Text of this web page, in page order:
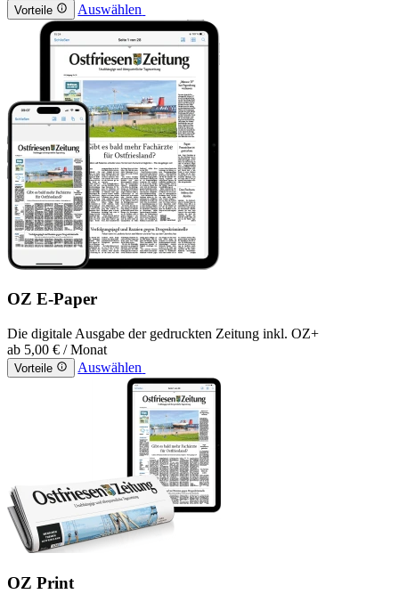
Vorteile Auswählen
OZ E-Paper
Die digitale Ausgabe der gedruckten Zeitung inkl. OZ+
ab 5,00 € / Monat
Vorteile Auswählen
OZ Print